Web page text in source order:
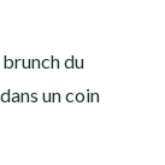
du
un coin